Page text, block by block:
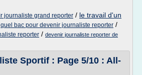
journaliste grand reporter / le travail d'un
quel bac pour devenir journaliste reporter /
reporter / devenir journaliste reporter de
Sportif : Page 5/10 : All-